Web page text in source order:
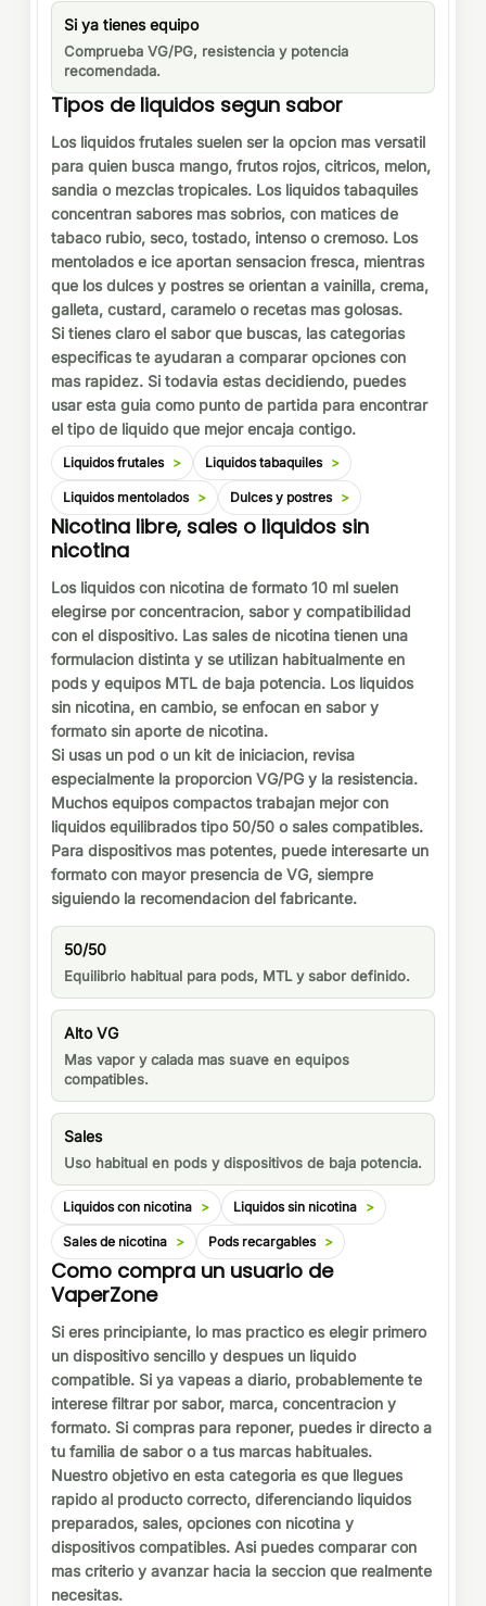
Si ya tienes equipo
Comprueba VG/PG, resistencia y potencia
recomendada.
Tipos de liquidos segun sabor
Los liquidos frutales suelen ser la opcion mas versatil
para quien busca mango, frutos rojos, citricos, melon,
sandia o mezclas tropicales. Los liquidos tabaquiles
concentran sabores mas sobrios, con matices de
tabaco rubio, seco, tostado, intenso o cremoso. Los
mentolados e ice aportan sensacion fresca, mientras
que los dulces y postres se orientan a vainilla, crema,
galleta, custard, caramelo o recetas mas golosas.
Si tienes claro el sabor que buscas, las categorias
especificas te ayudaran a comparar opciones con
mas rapidez. Si todavia estas decidiendo, puedes
usar esta guia como punto de partida para encontrar
el tipo de liquido que mejor encaja contigo.
Liquidos frutales Liquidos tabaquiles
Liquidos mentolados Dulces y postres
Nicotina libre, sales o liquidos sin
nicotina
Los liquidos con nicotina de formato 10 ml suelen
elegirse por concentracion, sabor y compatibilidad
con el dispositivo. Las sales de nicotina tienen una
formulacion distinta y se utilizan habitualmente en
pods y equipos MTL de baja potencia. Los liquidos
sin nicotina, en cambio, se enfocan en sabor y
formato sin aporte de nicotina.
Si usas un pod o un kit de iniciacion, revisa
especialmente la proporcion VG/PG y la resistencia.
Muchos equipos compactos trabajan mejor con
liquidos equilibrados tipo 50/50 o sales compatibles.
Para dispositivos mas potentes, puede interesarte un
formato con mayor presencia de VG, siempre
siguiendo la recomendacion del fabricante.
50/50
Equilibrio habitual para pods, MTL y sabor definido.
Alto VG
Mas vapor y calada mas suave en equipos
compatibles.
Sales
Uso habitual en pods y dispositivos de baja potencia.
Liquidos con nicotina Liquidos sin nicotina
Sales de nicotina Pods recargables
Como compra un usuario de
VaperZone
Si eres principiante, lo mas practico es elegir primero
un dispositivo sencillo y despues un liquido
compatible. Si ya vapeas a diario, probablemente te
interese filtrar por sabor, marca, concentracion y
formato. Si compras para reponer, puedes ir directo a
tu familia de sabor o a tus marcas habituales.
Nuestro objetivo en esta categoria es que llegues
rapido al producto correcto, diferenciando liquidos
preparados, sales, opciones con nicotina y
dispositivos compatibles. Asi puedes comparar con
mas criterio y avanzar hacia la seccion que realmente
necesitas.